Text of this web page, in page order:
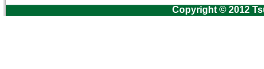
Copyright © 2012